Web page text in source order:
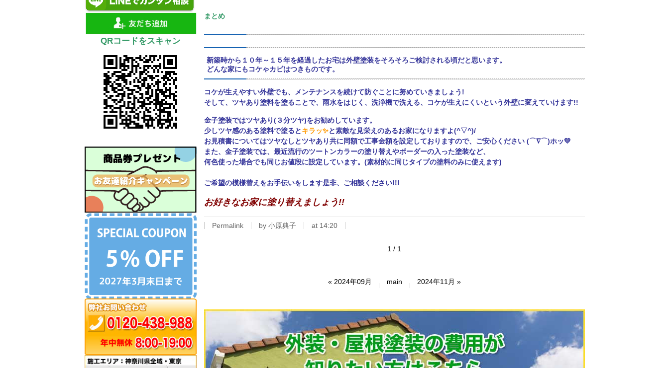
まとめ
新築時から１０年～１５年を経過したお宅は外壁塗装をそろそろご検討される頃だと思います。
どんな家にもコケゃカビはつきものです。
コケが生えやすい外壁でも、メンテナンスを続けて防ぐことに努めていきましょう!
そして、ツヤあり塗料を塗ることで、雨水をはじく、洗浄機で洗える、コケが生えにくいという外壁に変えていけます!!
金子塗装ではツヤあり(３分ツヤ)をお勧めしています。
少しツヤ感のある塗料で塗るとキラッ✨と素敵な見栄えのあるお家になりますよ(^▽^)/
お見積書についてはツヤなしとツヤあり共に同額で工事金額を設定しておりますので、ご安心ください (⌒∇⌒)ホッ💛
また、金子塗装では、最近流行のツートンカラーの塗り替えやボーダーの入った塗装など、
何色使った場合でも同じお値段に設定しています。(素材的に同じタイプの塗料のみに使えます)
ご希望の模様替えをお手伝いをします是非、ご相談ください!!!
お好きなお家に塗り替えましょう!!
Permalink by 小原典子 at 14:20
1 / 1
« 2024年09月 main 2024年11月 »
QRコードをスキャン